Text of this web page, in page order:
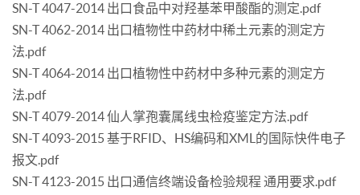
SN-T 4047-2014 出口食品中对羟基苯甲酸酯的测定.pdf
SN-T 4062-2014 出口植物性中药材中稀土元素的测定方
法.pdf
SN-T 4064-2014 出口植物性中药材中多种元素的测定方
法.pdf
SN-T 4079-2014 仙人掌孢囊属线虫检疫鉴定方法.pdf
SN-T 4093-2015 基于RFID、HS编码和XML的国际快件电子
报文.pdf
SN-T 4123-2015 出口通信终端设备检验规程 通用要求.pdf